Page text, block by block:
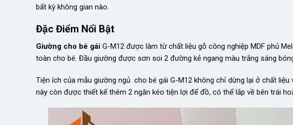
bất kỳ không gian nào.
Đặc Điểm Nổi Bật
Giường cho bé gái G-M12 được làm từ chất liệu gỗ công nghiệp MDF phủ
toàn cho bé. Đầu giường được sơn soi 2 đường kẻ ngang màu trắng sáng
Tiện ích của mẫu giường ngủ cho bé gái G-M12 không chỉ dừng lại ở chất
này còn được thiết kế thêm 2 ngăn kéo tiện lợi để đồ, có thể lắp về bên trái